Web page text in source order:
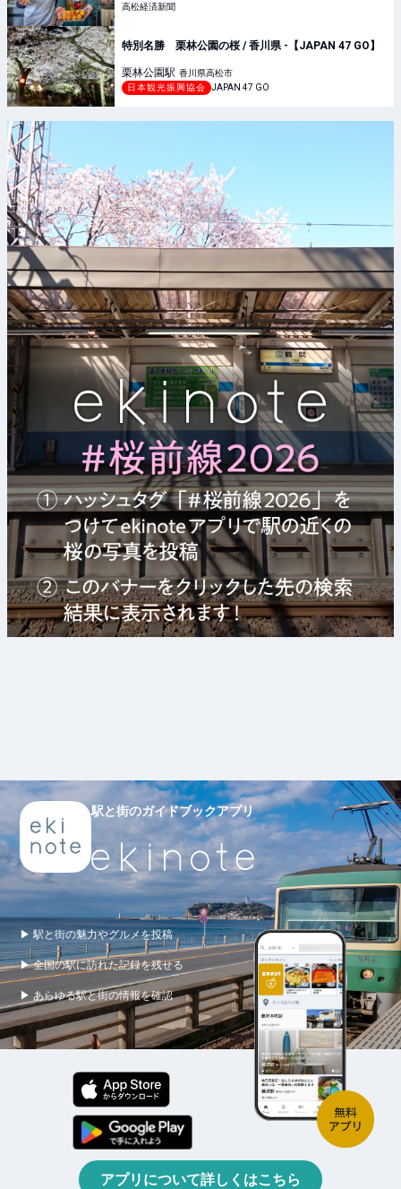
高松経済新聞
特別名勝 栗林公園の桜 / 香川県 -【JAPAN 47 GO】
栗林公園駅 香川県高松市
日本観光振興協会
JAPAN 47 GO
駅と街のガイドブックアプリ
▶ 駅と街の魅力やグルメを投稿
▶ 全国の駅に訪れた記録を残せる
▶ あらゆる駅と街の情報を確認
アプリについて詳しくはこちら